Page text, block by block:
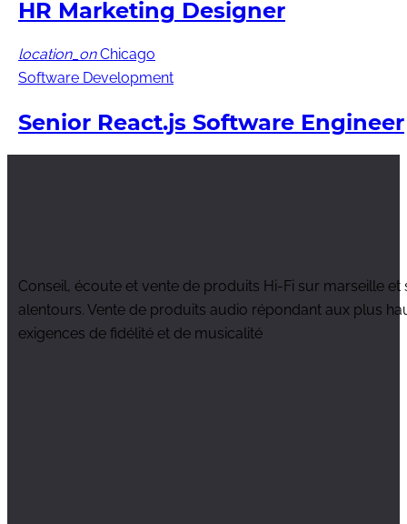
HR Marketing Designer
location_onChicago
Software Development
Senior React.js Software Engineer
Conseil, écoute et vente de produits Hi-Fi sur marseille et
alentours. Vente de produits audio répondant aux plus
exigences de fidélité et de musicalité